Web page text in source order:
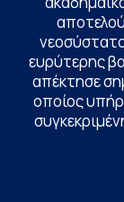
ευρύτερης
απέκτησε
οποίος